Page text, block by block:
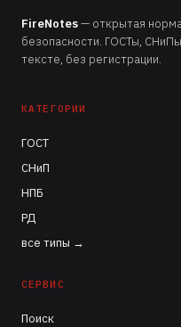
FireNotes— открытая
безопасности. ГОСТы,
тексте, без регистрации.
КАТЕГОРИИ
ГОСТ
СНиП
НПБ
РД
все типы →
СЕРВИС
Поиск